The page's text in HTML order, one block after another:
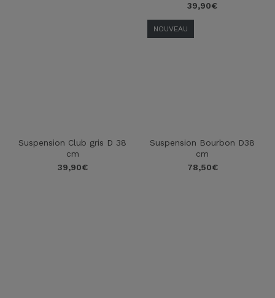
39,90€
Suspension Club gris D 38
cm
39,90€
Suspension Bourbon D38
cm
78,50€
NOUVEAU